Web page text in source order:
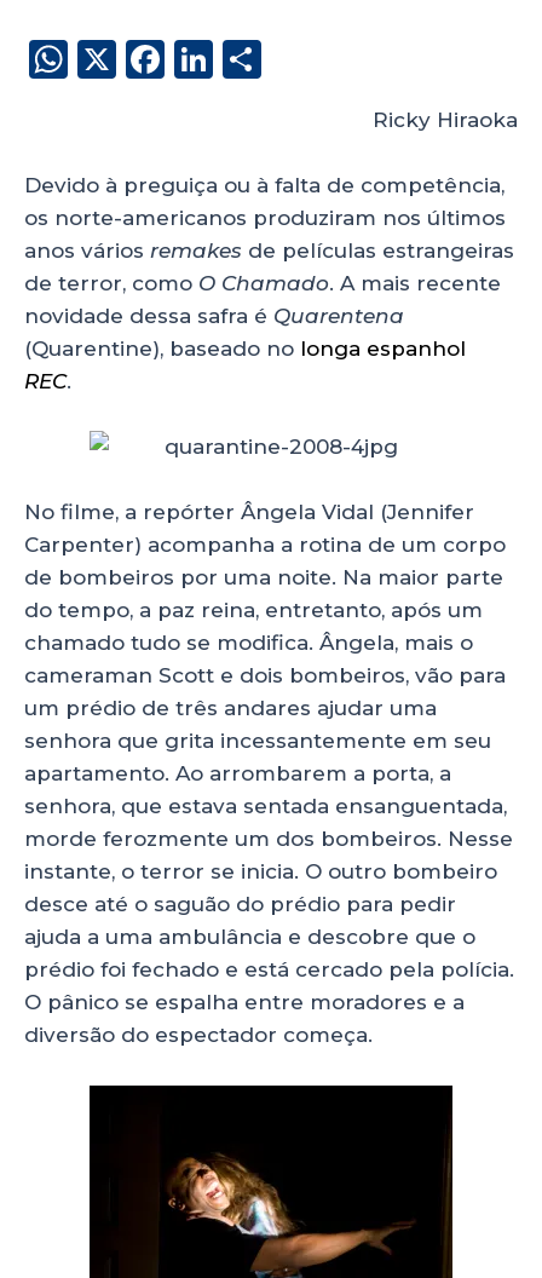
W
ts
A
p
p
X
F
e
b
o
o
k
Li
e
dI
n
re
Ricky Hiraoka
Devido à preguiça ou à falta de competência,
os norte-americanos produziram nos últimos
anos vários remakes de películas estrangeiras
de terror, como O Chamado. A mais recente
novidade dessa safra é Quarentena
(Quarentine), baseado no longa espanhol
REC.
No filme, a repórter Ângela Vidal (Jennifer
Carpenter) acompanha a rotina de um corpo
de bombeiros por uma noite. Na maior parte
do tempo, a paz reina, entretanto, após um
chamado tudo se modifica. Ângela, mais o
cameraman Scott e dois bombeiros, vão para
um prédio de três andares ajudar uma
senhora que grita incessantemente em seu
apartamento. Ao arrombarem a porta, a
senhora, que estava sentada ensanguentada,
morde ferozmente um dos bombeiros. Nesse
instante, o terror se inicia. O outro bombeiro
desce até o saguão do prédio para pedir
ajuda a uma ambulância e descobre que o
prédio foi fechado e está cercado pela polícia.
O pânico se espalha entre moradores e a
diversão do espectador começa.